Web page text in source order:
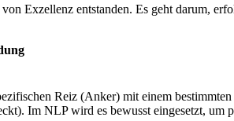
Exzellenz entstanden. Es geht darum,
Reiz (Anker) mit einem
Im NLP wird es bewusst eingesetzt, um